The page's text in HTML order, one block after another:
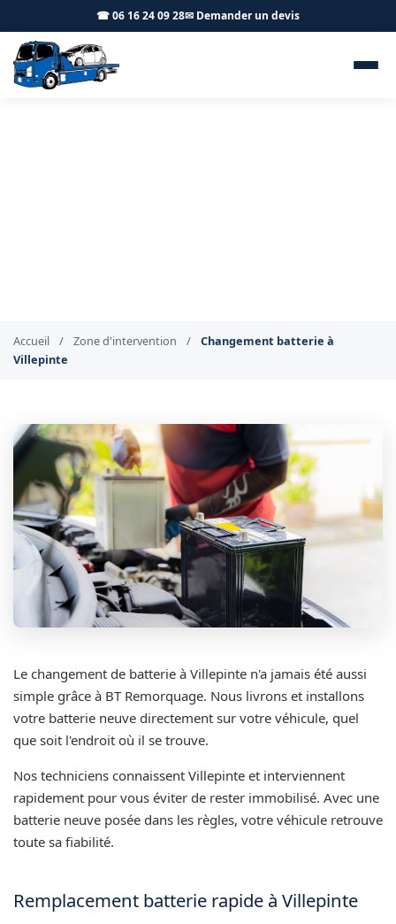
☎ 06 16 24 09 28✉ Demander un devis
Accueil / Zone d'intervention /
Changement batterie à
Villepinte
Le changement de batterie à Villepinte n'a jamais été aussi
simple grâce à BT Remorquage. Nous livrons et installons
votre batterie neuve directement sur votre véhicule, quel
que soit l'endroit où il se trouve.
Nos techniciens connaissent Villepinte et interviennent
rapidement pour vous éviter de rester immobilisé. Avec une
batterie neuve posée dans les règles, votre véhicule retrouve
toute sa fiabilité.
Remplacement batterie rapide à Villepinte